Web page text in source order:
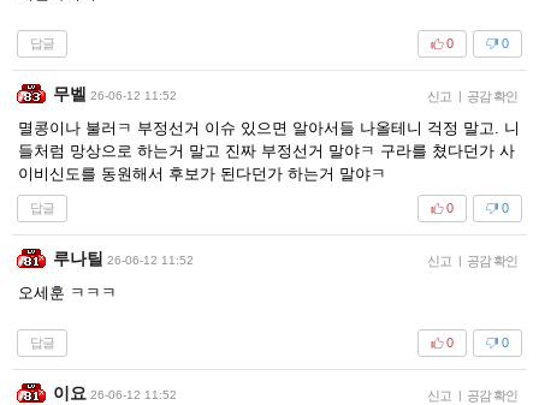
답글 0
0
무벨 26-06-12 11:52 신고 | 공감 확인
멸콩이나 불러ㅋ 부정선거 이슈 있으면 알아서들 나올테니 걱정 말고. 니
들처럼 망상으로 하는거 말고 진짜 부정선거 말야ㅋ 구라를 쳤다던가 사
이비신도를 동원해서 후보가 된다던가 하는거 말야ㅋ
답글 0
0
루나틸 26-06-12 11:52 신고 | 공감 확인
오세훈 ㅋㅋㅋ
답글 0
0
이요 26-06-12 11:52 신고 | 공감 확인